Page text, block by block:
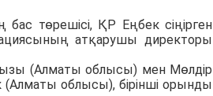
төрешісі, ҚР Еңбек сіңірген
атқарушы директоры
(Алматы облысы) мен Мөлдір
облысы), бірінші орынды